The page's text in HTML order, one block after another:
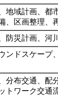
地域計画、都
、区画整理、
防災計画、河
ンドスケープ
分布交通、配
トワーク交通